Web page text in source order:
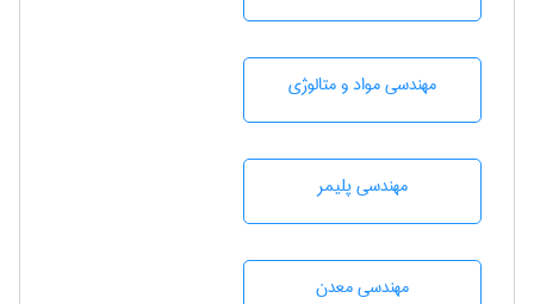
مهندسی مواد و متالوژی
مهندسی پليمر
مهندسی معدن